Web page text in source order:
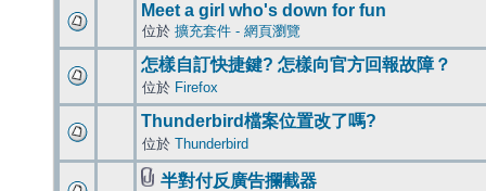
Meet a girl who's down for fun
位於 擴充套件 - 網頁瀏覽
怎樣自訂快捷鍵? 怎樣向官方回報故障？
位於 Firefox
Thunderbird檔案位置改了嗎?
位於 Thunderbird
半對付反廣告攔截器